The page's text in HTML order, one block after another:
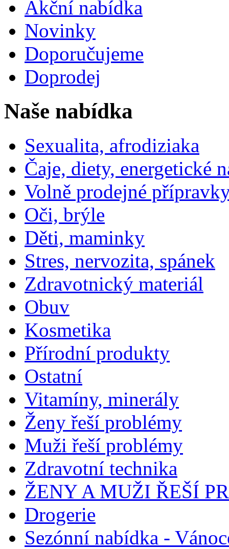
Akční nabídka
Novinky
Doporučujeme
Doprodej
Naše nabídka
Sexualita, afrodiziaka
Čaje, diety, energetické
Volně prodejné
Oči, brýle
Děti, maminky
Stres, nervozita, spánek
Zdravotnický materiál
Obuv
Kosmetika
Přírodní produkty
Ostatní
Vitamíny, minerály
Ženy řeší problémy
Muži řeší problémy
Zdravotní technika
ŽENY A MUŽI ŘEŠÍ
Drogerie
Sezónní nabídka -